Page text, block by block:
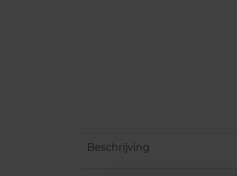
Beschrijving